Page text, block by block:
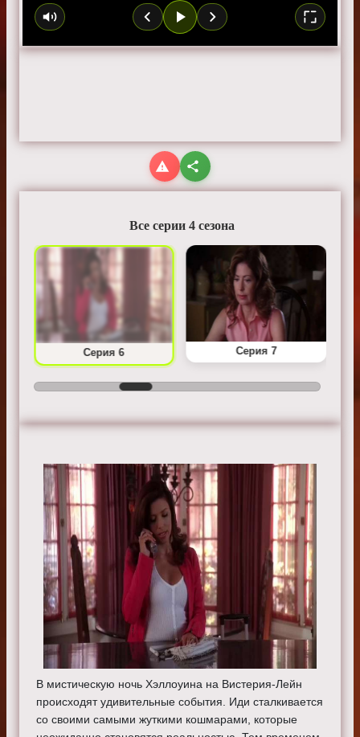
Все серии 4 сезона
Серия 6 Серия 7
В мистическую ночь Хэллоуина на Вистерия-Лейн
происходят удивительные события. Иди сталкивается
со своими самыми жуткими кошмарами, которые